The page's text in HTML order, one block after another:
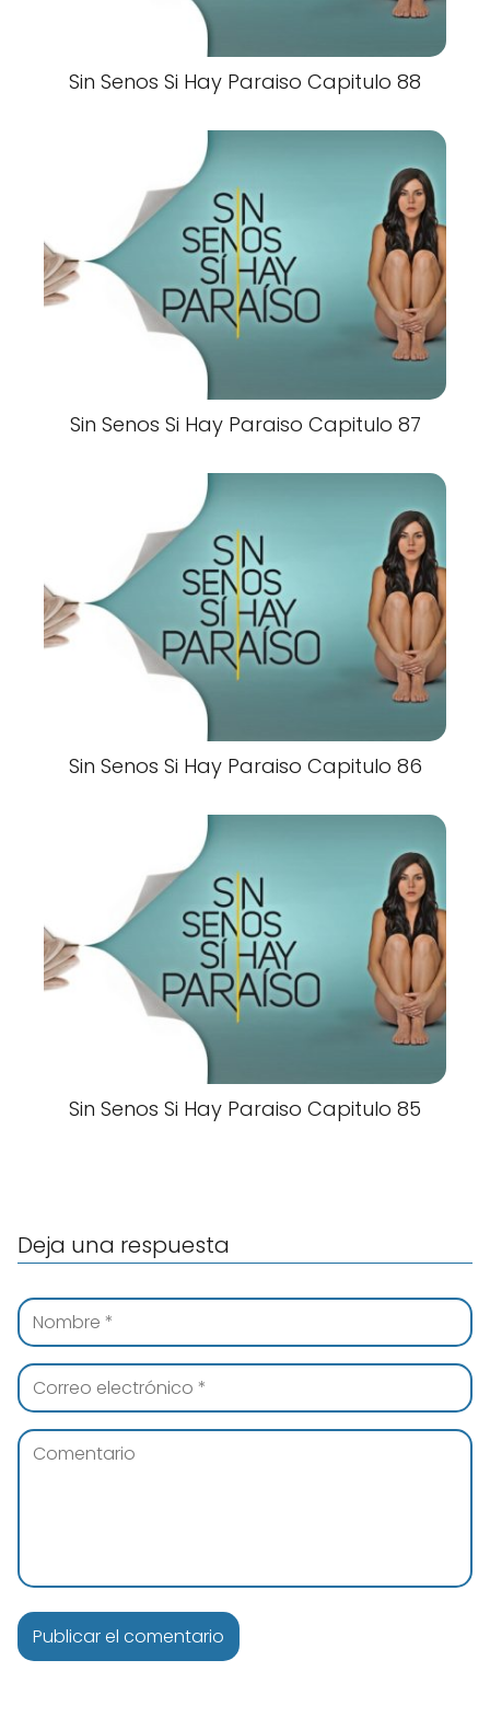
Sin Senos Si Hay Paraiso Capitulo 88
Sin Senos Si Hay Paraiso Capitulo 87
Sin Senos Si Hay Paraiso Capitulo 86
Sin Senos Si Hay Paraiso Capitulo 85
Deja una respuesta